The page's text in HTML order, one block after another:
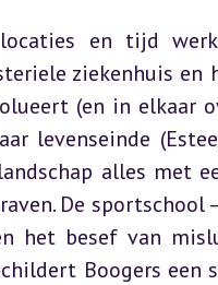
en tijd
ziekenhuis
(en in elkaar
levenseinde
alles met
De
het besef van
Boogers een